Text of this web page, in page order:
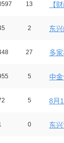
13 【
2 东
27 多
5 中
5 8月
0 东